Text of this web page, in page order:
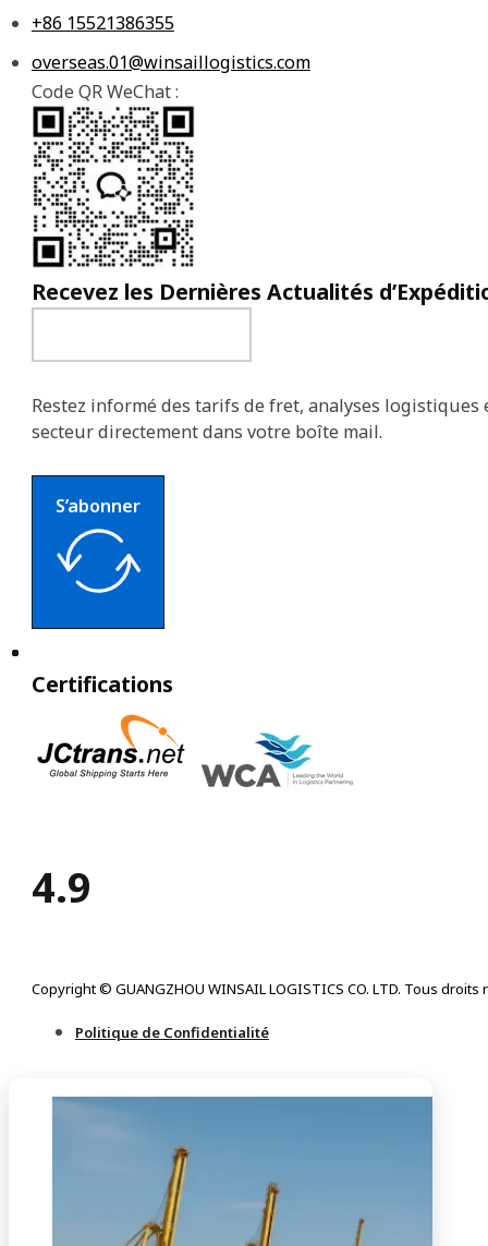
+86 15521386355
overseas.01@winsaillogistics.com
Code QR WeChat :
Recevez les Dernières Actualités
Restez informé des tarifs de fret, analyses logistiques
secteur directement dans votre boîte mail.
S’abonner
Certifications
4.9
Copyright © GUANGZHOU WINSAIL LOGISTICS CO. LTD. Tous droits
Politique de Confidentialité